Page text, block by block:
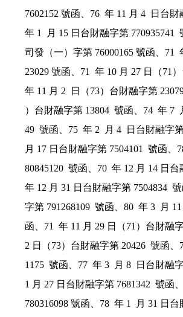
7602152 號函、76  年 11 月 4  日
年 1  月 15 日台財融字第 770935741
司發（一）字第 76000165 號函、71
23029 號函、71  年 10 月 27 日（
年 11 月 2  日（73）台財融字第
）台財融字第 13804  號函、74  年
49  號函、75  年 2  月 4  日台財融
月 17 日台財融字第 7504101  號函
80845120  號函、70  年 12 月 14
年 12 月 31 日台財融字第 7504834
字第 791268109  號函、80  年 3
函、71  年 11 月 29 日（71）台財
2 日（73）台財融字第 20426  號函
1175  號函、77  年 3  月 8  日台財
1 月 27 日台財融字第 7681342  號
780316098 號函、78  年 1  月 31